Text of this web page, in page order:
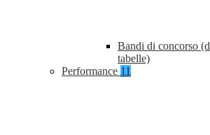
Bandi di concorso
tabelle)
Performance 11